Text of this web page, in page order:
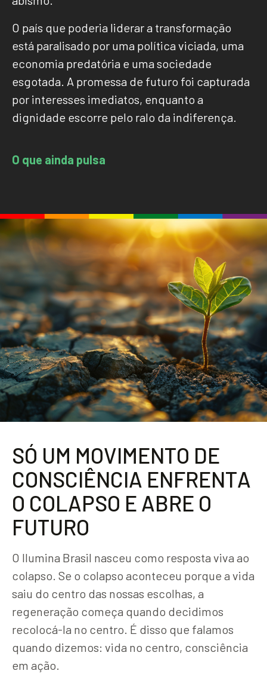
O país que poderia liderar a transformação
está paralisado por uma política viciada, uma
economia predatória e uma sociedade
esgotada. A promessa de futuro foi capturada
por interesses imediatos, enquanto a
dignidade escorre pelo ralo da indiferença.
O que ainda pulsa
SÓ UM MOVIMENTO DE
CONSCIÊNCIA ENFRENTA
O COLAPSO E ABRE O
FUTURO
O Ilumina Brasil nasceu como resposta viva ao
colapso. Se o colapso aconteceu porque a vida
saiu do centro das nossas escolhas, a
regeneração começa quando decidimos
recolocá-la no centro. É disso que falamos
quando dizemos: vida no centro, consciência
em ação.